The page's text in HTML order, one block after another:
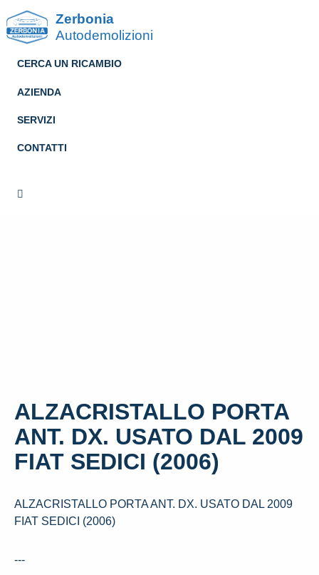
Zerbonia
Autodemolizioni
CERCA UN RICAMBIO
AZIENDA
SERVIZI
CONTATTI
ALZACRISTALLO PORTA
ANT. DX. USATO DAL 2009
FIAT SEDICI (2006)
ALZACRISTALLO PORTA ANT. DX. USATO DAL 2009
FIAT SEDICI (2006)
---